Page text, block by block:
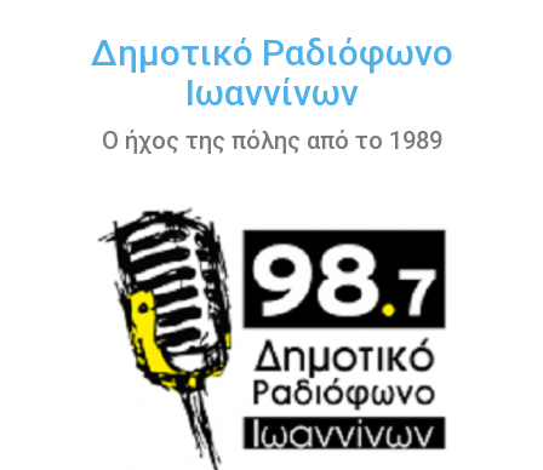
περιεχόμενοΔημοτικό Ραδιόφωνο
Ιωαννίνων
Ο ήχος της πόλης από το 1989